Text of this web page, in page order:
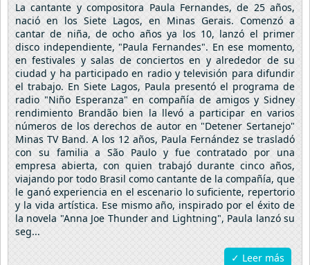
La cantante y compositora Paula Fernandes, de 25 años,
nació en los Siete Lagos, en Minas Gerais. Comenzó a
cantar de niña, de ocho años ya los 10, lanzó el primer
disco independiente, "Paula Fernandes". En ese momento,
en festivales y salas de conciertos en y alrededor de su
ciudad y ha participado en radio y televisión para difundir
el trabajo. En Siete Lagos, Paula presentó el programa de
radio "Niño Esperanza" en compañía de amigos y Sidney
rendimiento Brandão bien la llevó a participar en varios
números de los derechos de autor en "Detener Sertanejo"
Minas TV Band. A los 12 años, Paula Fernández se trasladó
con su familia a São Paulo y fue contratado por una
empresa abierta, con quien trabajó durante cinco años,
viajando por todo Brasil como cantante de la compañía, que
le ganó experiencia en el escenario lo suficiente, repertorio
y la vida artística. Ese mismo año, inspirado por el éxito de
la novela "Anna Joe Thunder and Lightning", Paula lanzó su
seg...
✓ Leer más